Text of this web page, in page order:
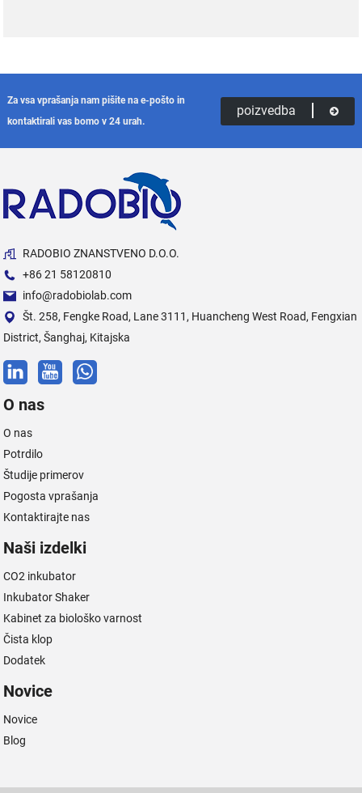
Za vsa vprašanja nam pišite na e-pošto in
kontaktirali vas bomo v 24 urah.
poizvedba
RADOBIO ZNANSTVENO D.O.O.
+86 21 58120810
info@radobiolab.com
Št. 258, Fengke Road, Lane 3111, Huancheng West Road, Fengxian
District, Šanghaj, Kitajska
O nas
O nas
Potrdilo
Študije primerov
Pogosta vprašanja
Kontaktirajte nas
Naši izdelki
CO2 inkubator
Inkubator Shaker
Kabinet za biološko varnost
Čista klop
Dodatek
Novice
Novice
Blog